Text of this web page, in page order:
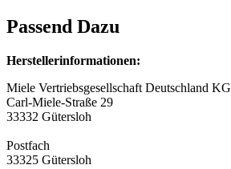
Passend Dazu
Herstellerinformationen:
Miele Vertriebsgesellschaft Deutschland KG
Carl-Miele-Straße 29
33332 Gütersloh
Postfach
33325 Gütersloh